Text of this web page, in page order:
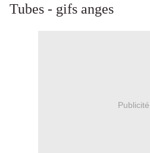
Tubes - gifs anges
Publicité